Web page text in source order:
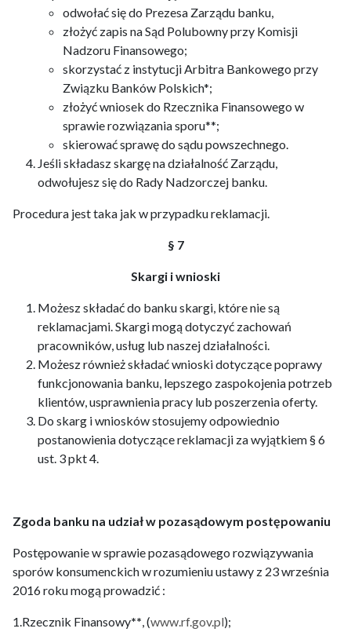
odwołać się do Prezesa Zarządu banku,
złożyć zapis na Sąd Polubowny przy Komisji
Nadzoru Finansowego;
skorzystać z instytucji Arbitra Bankowego przy
Związku Banków Polskich*;
złożyć wniosek do Rzecznika Finansowego w
sprawie rozwiązania sporu**;
skierować sprawę do sądu powszechnego.
Jeśli składasz skargę na działalność Zarządu,
odwołujesz się do Rady Nadzorczej banku.
Procedura jest taka jak w przypadku reklamacji.
§ 7
Skargi i wnioski
Możesz składać do banku skargi, które nie są
reklamacjami. Skargi mogą dotyczyć zachowań
pracowników, usług lub naszej działalności.
Możesz również składać wnioski dotyczące poprawy
funkcjonowania banku, lepszego zaspokojenia potrzeb
klientów, usprawnienia pracy lub poszerzenia oferty.
Do skarg i wniosków stosujemy odpowiednio
postanowienia dotyczące reklamacji za wyjątkiem § 6
ust. 3 pkt 4.
Zgoda banku na udział w pozasądowym postępowaniu
Postępowanie w sprawie pozasądowego rozwiązywania
sporów konsumenckich w rozumieniu ustawy z 23 września
2016 roku mogą prowadzić :
1.Rzecznik Finansowy**, (www.rf.gov.pl);